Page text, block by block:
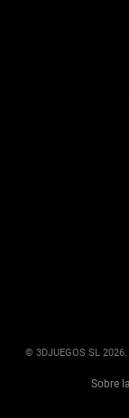
© 3DJUEGOS SL 2026.
Sobre